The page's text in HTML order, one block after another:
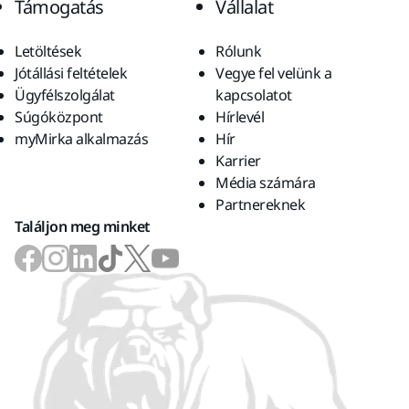
Támogatás
Letöltések
Jótállási feltételek
Ügyfélszolgálat
Súgóközpont
myMirka alkalmazás
Vállalat
Rólunk
Vegye fel velünk a
kapcsolatot
Hírlevél
Hír
Karrier
Média számára
Partnereknek
Találjon meg minket